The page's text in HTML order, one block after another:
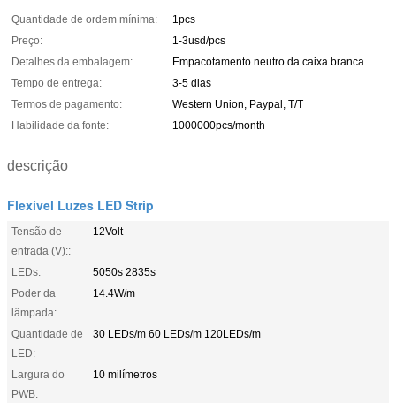
Quantidade de ordem mínima:
1pcs
Preço:
1-3usd/pcs
Detalhes da embalagem:
Empacotamento neutro da caixa branca
Tempo de entrega:
3-5 dias
Termos de pagamento:
Western Union, Paypal, T/T
Habilidade da fonte:
1000000pcs/month
descrição
Flexível Luzes LED Strip
Tensão de
entrada (V)::
12Volt
LEDs:
5050s 2835s
Poder da
lâmpada:
14.4W/m
Quantidade de
LED:
30 LEDs/m 60 LEDs/m 120LEDs/m
Largura do
PWB:
10 milímetros